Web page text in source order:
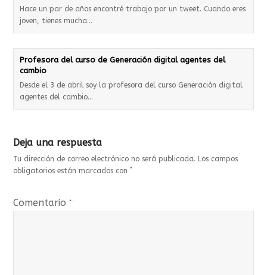
Hace un par de años encontré trabajo por un tweet. Cuando eres
joven, tienes mucha…
Profesora del curso de Generación digital agentes del
cambio
Desde el 3 de abril soy la profesora del curso Generación digital
agentes del cambio…
Deja una respuesta
Tu dirección de correo electrónico no será publicada. Los campos
obligatorios están marcados con *
Comentario*